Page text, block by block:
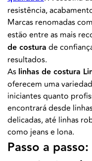
resistência,
Marcas renomadas
estão entre as mais
de costura de
resultados.
As linhas de costura
oferecem uma
iniciantes quanto
encontrará desde
delicadas, até linhas
como jeans e lona.
Passo a